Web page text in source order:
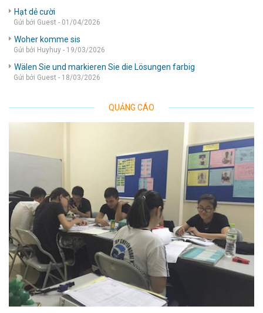
Hạt dẻ cười
Gửi bởi Guest - 01/04/2026
Woher komme sis
Gửi bởi Huyhuy - 19/03/2026
Wälen Sie und markieren Sie die Lösungen farbig
Gửi bởi Guest - 18/03/2026
QUẢNG CÁO